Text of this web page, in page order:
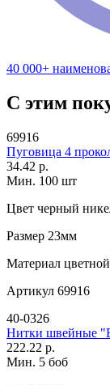
40 000+
С этим
69916
Пуговица 4
34.42 р.
Мин. 100 шт
Цвет черный
Размер 23мм
Материал
Артикул 69916
40-0326
Нитки швейные
222.22 р.
Мин. 5 боб